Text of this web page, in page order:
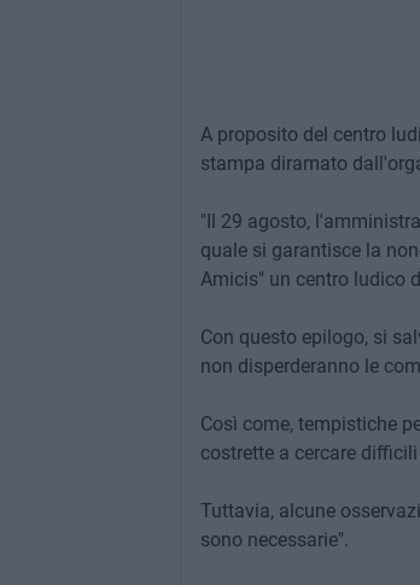
A proposito del centro
stampa diramato
"Il 29 agosto,
quale si garantisce la
Amicis" un centro ludico
Con questo epilogo, si
non disperderanno le
Così come, tempistiche
costrette a cercare
Tuttavia, alcune
sono necessarie".